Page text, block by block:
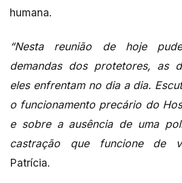
humana.
“Nesta reunião de hoje
demandas dos protetores, as
eles enfrentam no dia a dia.
o funcionamento precário do
e sobre a ausência de uma
castração que funcione de
Patrícia.